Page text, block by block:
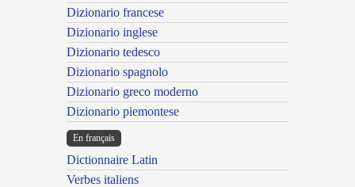
Dizionario francese
Dizionario inglese
Dizionario tedesco
Dizionario spagnolo
Dizionario greco moderno
Dizionario piemontese
En français
Dictionnaire Latin
Verbes italiens